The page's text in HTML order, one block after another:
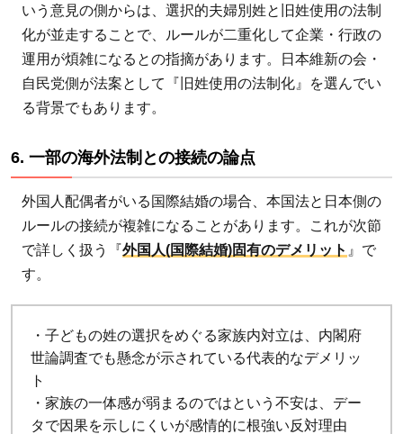
姓
と
外
国
人
の
結
婚
(国
際
結
固
有
論
点
いう意見の側からは、選択的夫婦別姓と旧姓使用の法制
化が並走することで、ルールが二重化して企業・行政の
運用が煩雑になるとの指摘があります。日本維新の会・
自民党側が法案として『旧姓使用の法制化』を選んでい
る背景でもあります。
6. 一部の海外法制との接続の論点
外国人配偶者がいる国際結婚の場合、本国法と日本側の
ルールの接続が複雑になることがあります。これが次節
で詳しく扱う『外国人(国際結婚)固有のデメリット 』で
す。
・子どもの姓の選択をめぐる家族内対立は、内閣府
世論調査でも懸念が示されている代表的なデメリッ
ト
・家族の一体感が弱まるのではという不安は、デー
タで因果を示しにくいが感情的に根強い反対理由